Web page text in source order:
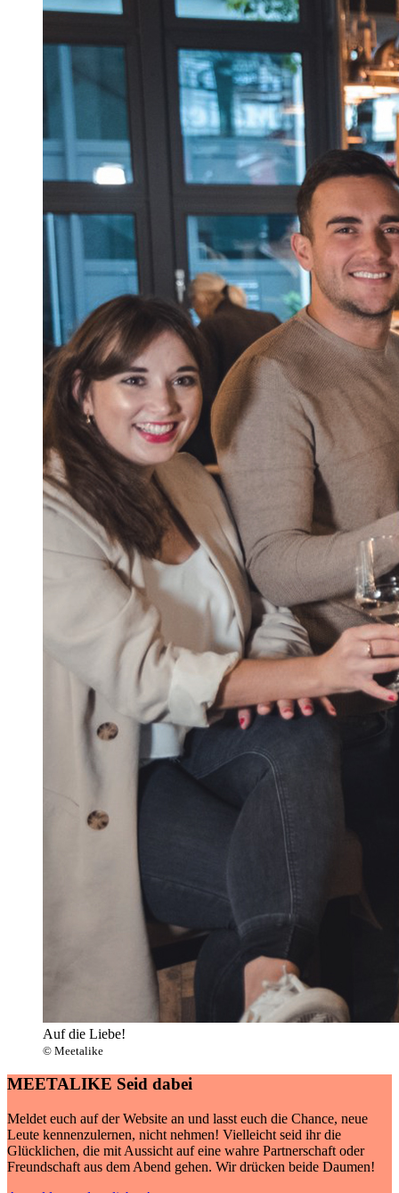
Auf die Liebe!
© Meetalike
MEETALIKE Seid dabei
Meldet euch auf der Website an und lasst euch die Chance, neue
Leute kennenzulernen, nicht nehmen! Vielleicht seid ihr die
Glücklichen, die mit Aussicht auf eine wahre Partnerschaft oder
Freundschaft aus dem Abend gehen. Wir drücken beide Daumen!